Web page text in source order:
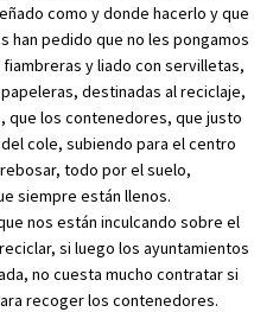
como y donde hacerlo y que
han pedido que no les pongamos
y liado con servilletas,
destinadas al reciclaje,
que los contenedores, que justo
cole, subiendo para el centro
todo por el suelo,
siempre están llenos.
nos están inculcando sobre el
si luego los ayuntamientos
no cuesta mucho contratar si
recoger los contenedores.